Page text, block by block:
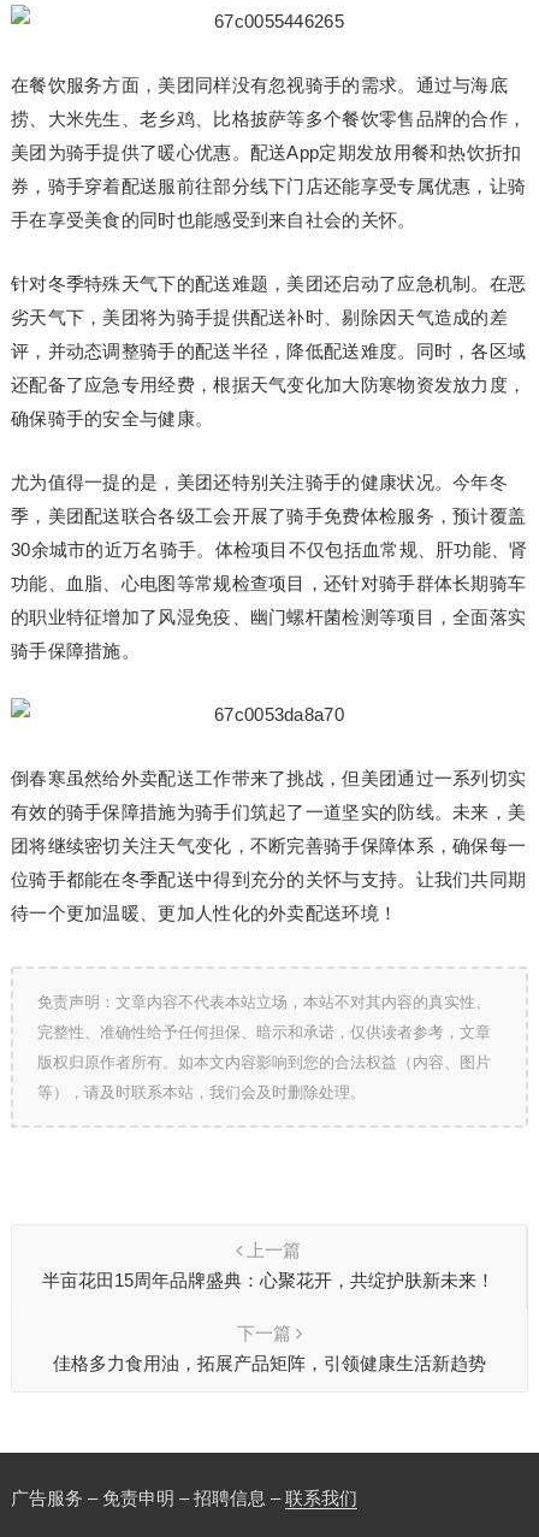
在餐饮服务方面，美团同样没有忽视骑手的需求。通过与海底
捞、大米先生、老乡鸡、比格披萨等多个餐饮零售品牌的合作，
美团为骑手提供了暖心优惠。配送App定期发放用餐和热饮折扣
券，骑手穿着配送服前往部分线下门店还能享受专属优惠，让骑
手在享受美食的同时也能感受到来自社会的关怀。
针对冬季特殊天气下的配送难题，美团还启动了应急机制。在恶
劣天气下，美团将为骑手提供配送补时、剔除因天气造成的差
评，并动态调整骑手的配送半径，降低配送难度。同时，各区域
还配备了应急专用经费，根据天气变化加大防寒物资发放力度，
确保骑手的安全与健康。
尤为值得一提的是，美团还特别关注骑手的健康状况。今年冬
季，美团配送联合各级工会开展了骑手免费体检服务，预计覆盖
30余城市的近万名骑手。体检项目不仅包括血常规、肝功能、肾
功能、血脂、心电图等常规检查项目，还针对骑手群体长期骑车
的职业特征增加了风湿免疫、幽门螺杆菌检测等项目，全面落实
骑手保障措施。
倒春寒虽然给外卖配送工作带来了挑战，但美团通过一系列切实
有效的骑手保障措施为骑手们筑起了一道坚实的防线。未来，美
团将继续密切关注天气变化，不断完善骑手保障体系，确保每一
位骑手都能在冬季配送中得到充分的关怀与支持。让我们共同期
待一个更加温暖、更加人性化的外卖配送环境！
免责声明：文章内容不代表本站立场，本站不对其内容的真实性、
完整性、准确性给予任何担保、暗示和承诺，仅供读者参考，文章
版权归原作者所有。如本文内容影响到您的合法权益（内容、图片
等），请及时联系本站，我们会及时删除处理。
上一篇
半亩花田15周年品牌盛典：心聚花开，共绽护肤新未来！
下一篇
佳格多力食用油，拓展产品矩阵，引领健康生活新趋势
广告服务 – 免责申明 – 招聘信息 –联系我们